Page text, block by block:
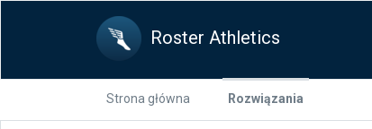
Roster Athletics
Strona główna Rozwiązania